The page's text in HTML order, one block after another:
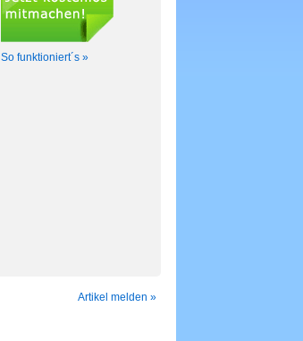
So funktioniert´s »
Artikel melden »